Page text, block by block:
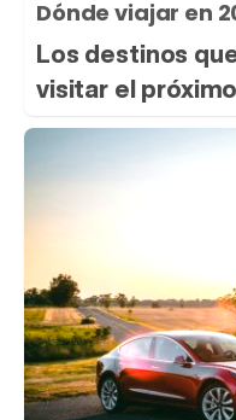
Dónde viajar en
Los destinos
visitar el